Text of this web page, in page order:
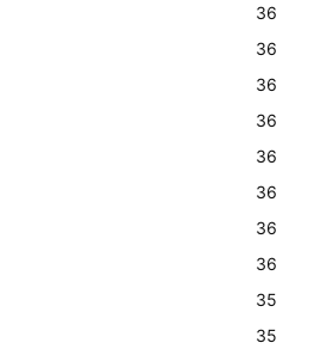
36
36
36
36
36
36
36
36
35
35